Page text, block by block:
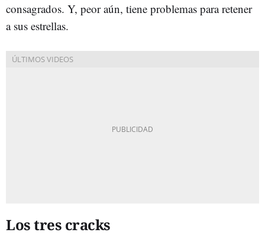
consagrados. Y, peor aún, tiene problemas para retener
a sus estrellas.
Los tres cracks